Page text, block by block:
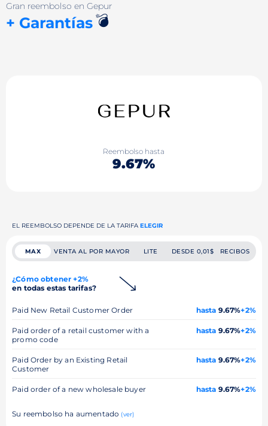
Gran reembolso en Gepur
+ Garantías💣
Reembolso hasta
9.67%
EL REEMBOLSO DEPENDE DE LA TARIFA ELEGIR
MAX VENTA AL POR MAYOR LITE DESDE 0,01$ RECIBOS
¿Cómo obtener +2%
en todas estas tarifas?
Paid New Retail Customer Order hasta 9.67%+2%
Paid order of a retail customer with a
promo code
hasta 9.67%+2%
Paid Order by an Existing Retail
Customer
hasta 9.67%+2%
Paid order of a new wholesale buyer hasta 9.67%+2%
Su reembolso ha aumentado (ver)